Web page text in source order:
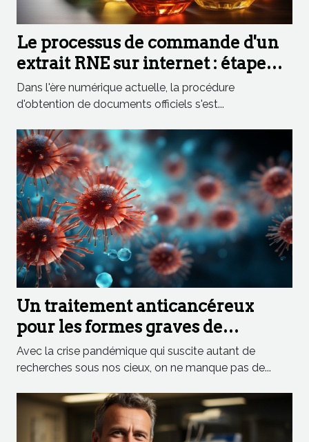
Le processus de commande d'un
extrait RNE sur internet : étape
par étape
Dans l'ère numérique actuelle, la procédure
d'obtention de documents officiels s'est...
Un traitement anticancéreux
pour les formes graves de
Coronavirus ?
Avec la crise pandémique qui suscite autant de
recherches sous nos cieux, on ne manque pas de...